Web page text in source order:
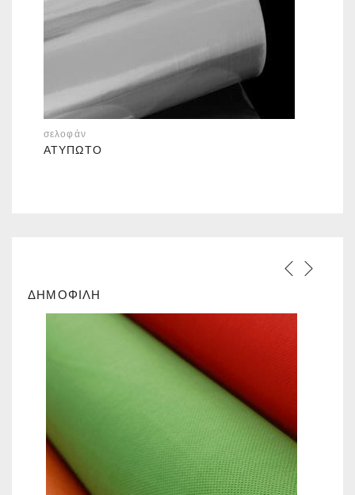
σελοφάν
ΑΤΎΠΩΤΟ
ΔΗΜΟΦΙΛΗ